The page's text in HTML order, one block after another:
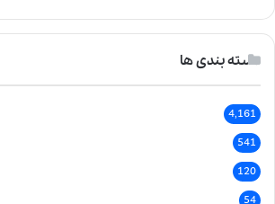
دسته بندی ها
4,161
541
120
54